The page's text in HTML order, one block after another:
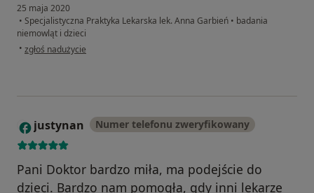
25 maja 2020
• Specjalistyczna Praktyka Lekarska lek. Anna Garbień • badania
niemowląt i dzieci
• w opinii użytkownika Katarzyna
zgłoś nadużycie
J justynan Numer telefonu zweryfikowany
Pani Doktor bardzo miła, ma podejście do
dzieci. Bardzo nam pomogła, gdy inni lekarze